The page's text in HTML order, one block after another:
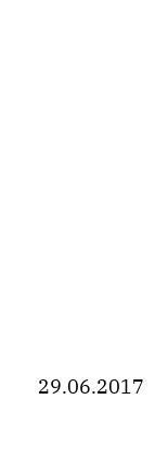
29.06.2017